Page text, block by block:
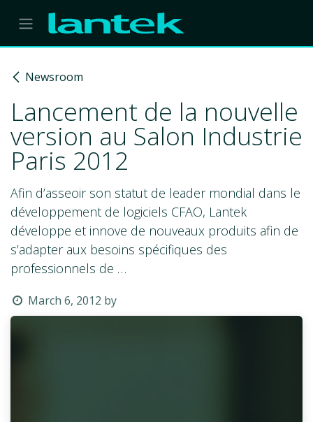
Skip to Content
Newsroom
Lancement de la nouvelle
version au Salon Industrie
Paris 2012
Afin d’asseoir son statut de leader mondial dans le
développement de logiciels CFAO, Lantek
développe et innove de nouveaux produits afin de
s’adapter aux besoins spécifiques des
professionnels de …
March 6, 2012 by